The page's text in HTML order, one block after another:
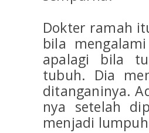
Dokter ramah
bila
apalagi bila
tubuh. Dia
ditanganinya.
nya setelah
menjadi